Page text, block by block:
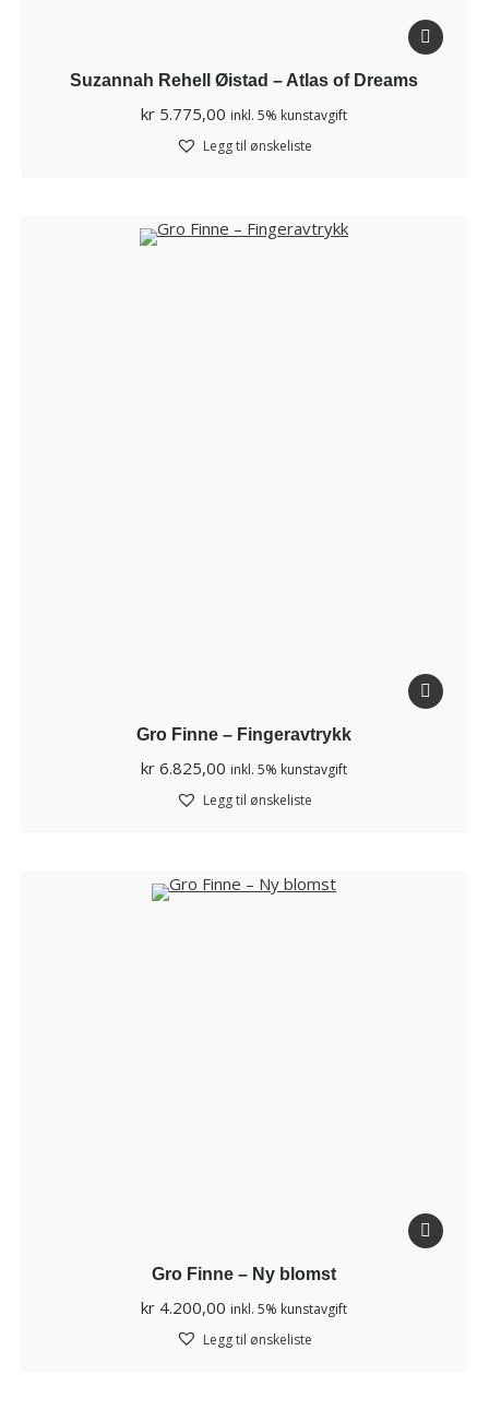
Suzannah Rehell Øistad – Atlas of Dreams
kr 5.775,00 inkl. 5% kunstavgift
Legg til ønskeliste
Gro Finne – Fingeravtrykk
kr 6.825,00 inkl. 5% kunstavgift
Legg til ønskeliste
Gro Finne – Ny blomst
kr 4.200,00 inkl. 5% kunstavgift
Legg til ønskeliste